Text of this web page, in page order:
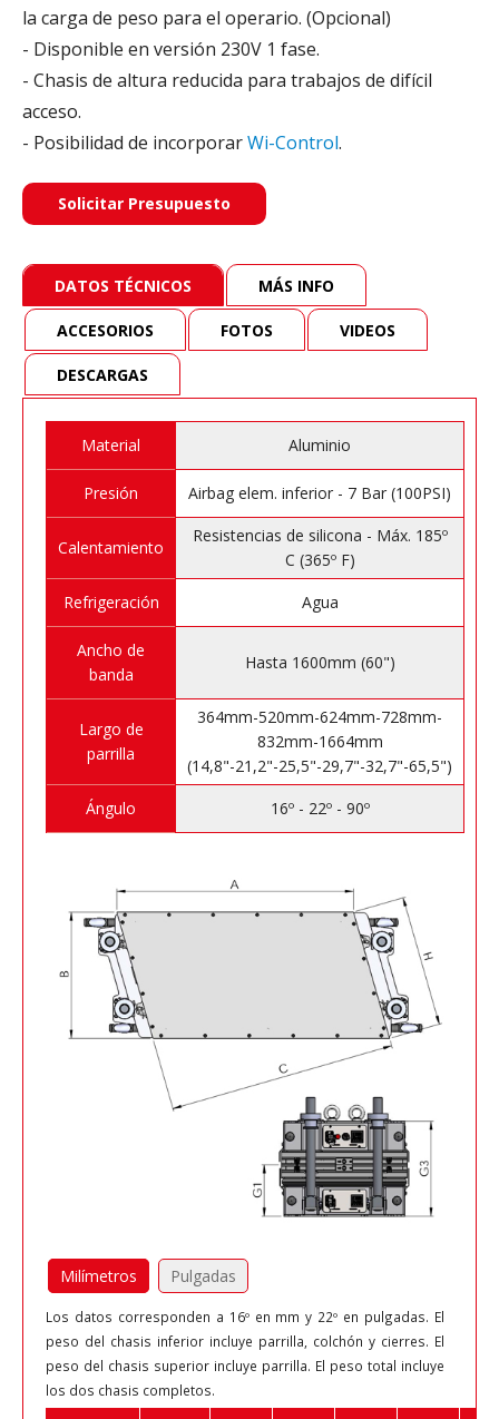
la carga de peso para el operario. (Opcional)
- Disponible en versión 230V 1 fase.
- Chasis de altura reducida para trabajos de difícil
acceso.
- Posibilidad de incorporarWi-Control.
Solicitar Presupuesto
DATOS TÉCNICOS MÁS INFO
ACCESORIOS FOTOS VIDEOS
DESCARGAS
Material Aluminio
Presión Airbag elem. inferior - 7 Bar (100PSI)
Calentamiento
Resistencias de silicona - Máx. 185º
C (365º F)
Refrigeración
Agua
Ancho de
banda
Hasta 1600mm (60")
Largo de
parrilla
364mm-520mm-624mm-728mm-
832mm-1664mm
(14,8"-21,2"-25,5"-29,7"-32,7"-65,5")
Ángulo
16º - 22º - 90º
Milímetros Pulgadas
Los datos corresponden a 16º en mm y 22º en pulgadas. El
peso del chasis inferior incluye parrilla, colchón y cierres. El
peso del chasis superior incluye parrilla. El peso total incluye
los dos chasis completos.